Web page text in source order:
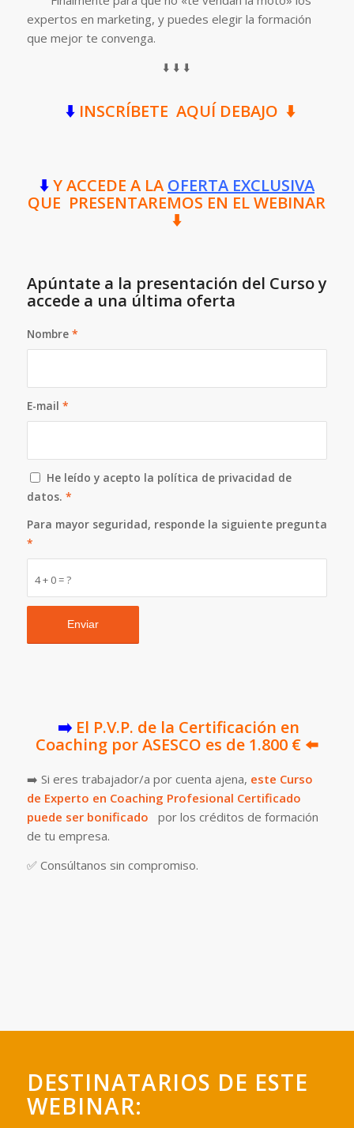
expertos en marketing, y puedes elegir la formación
que mejor te convenga.
⬇️ ⬇️ ⬇️
⬇️ INSCRÍBETE AQUÍ DEBAJO ⬇️
⬇️Y ACCEDE A LA OFERTA EXCLUSIVA
QUE PRESENTAREMOS EN EL WEBINAR
⬇️
Apúntate a la presentación del Curso y
accede a una última oferta
Nombre *
E-mail *
He leído y acepto la política de privacidad de
datos. *
4 + 0 = ?
Para mayor seguridad, responde la siguiente pregunta
*
➡️ El P.V.P. de la Certificación en
Coaching por ASESCO es de 1.800 € ⬅️
➡️ Si eres trabajador/a por cuenta ajena, este Curso
de Experto en Coaching Profesional Certificado
puede ser bonificado
por los créditos de formación
de tu empresa.
✅ Consúltanos sin compromiso.
DESTINATARIOS DE ESTE
WEBINAR: